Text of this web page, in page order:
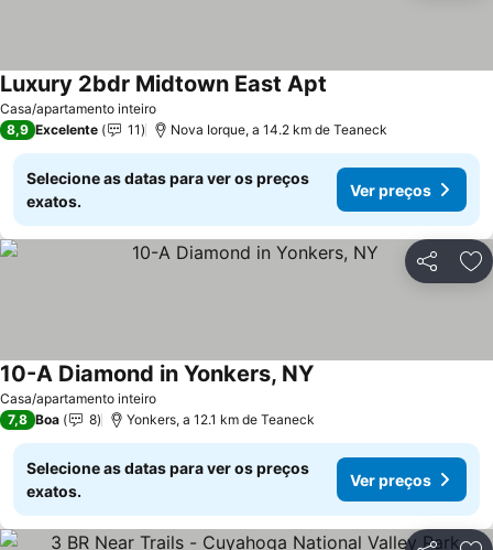
Casa/apartamento inteiro
Luxury 2bdr Midtown East Apt
8,9 Excelente 11 Nova Iorque, a 14.2 km de Teaneck
Selecione as datas para ver os preços
exatos.
Ver preços
Partilhar
Casa/apartamento inteiro
10-A Diamond in Yonkers, NY
7,8 Boa 8 Yonkers, a 12.1 km de Teaneck
Selecione as datas para ver os preços
exatos.
Ver preços